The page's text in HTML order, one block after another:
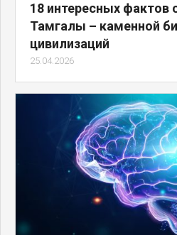
18 интересных фактов
Тамгалы – каменной
цивилизаций
25.04.2026